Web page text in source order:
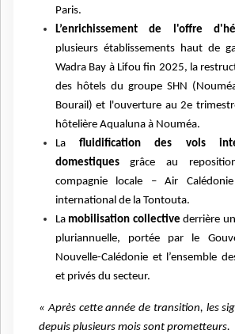
Paris.
L’enrichissement de l'offre
plusieurs établissements haut de
Wadra Bay à Lifou fin 2025, la
des hôtels du groupe SHN
Bourail) et l'ouverture au 2e
hôtelière Aqualuna à Nouméa.
Lafluidification des vols
domestiquesgrâce au
compagnie locale – Air
international de la Tontouta.
La mobilisation collective derrière
pluriannuelle, portée par le
Nouvelle-Calédonie et l’ensemble
et privés du secteur.
« Après cette année de transition, les
depuis plusieurs mois sont prometteurs.